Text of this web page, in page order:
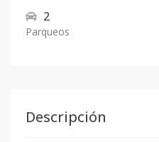
2
Parqueos
Descripción